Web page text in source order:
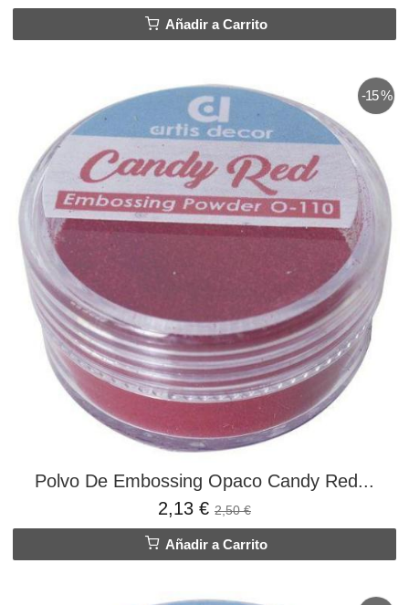
Añadir a Carrito
-15 %
Polvo De Embossing Opaco Candy Red...
2,13 € 2,50 €
Añadir a Carrito